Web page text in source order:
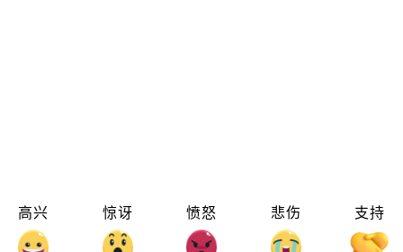
高兴 惊讶 愤怒 悲伤 支持